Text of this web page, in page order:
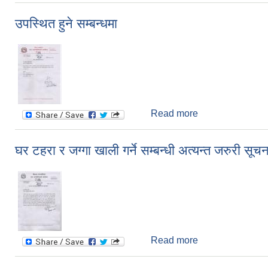
उपस्थित हुने सम्बन्धमा
Read more
घर टहरा र जग्गा खाली गर्ने सम्बन्धी अत्यन्त जरुरी
Read more